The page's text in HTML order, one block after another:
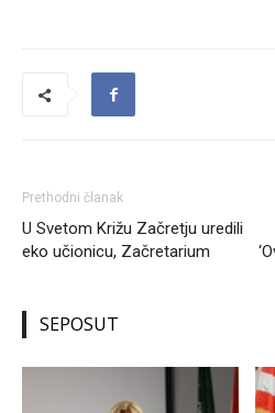
Prethodni članak
U Svetom Križu Začretju uredili
eko učionicu, Začretarium
SEPOSUT